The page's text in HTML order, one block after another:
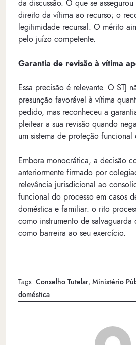
da discussão. O que se
direito da vítima ao recurso; o
legitimidade recursal. O mérito
pelo juízo competente.
Garantia de revisão à vítima
Essa precisão é relevante. O STJ
presunção favorável à vítima
pedido, mas reconheceu a
pleitear a sua revisão quando
um sistema de proteção funcional
Embora monocrática, a decisão
anteriormente firmado por
relevância jurisdicional ao
funcional do processo em casos
doméstica e familiar: o rito
como instrumento de
como barreira ao seu exercício.
Tags: Conselho Tutelar, Ministério
doméstica